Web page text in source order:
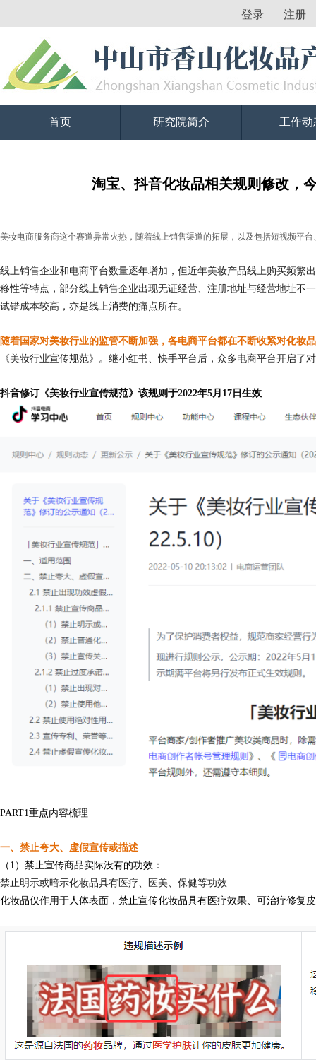
登录 注册
首页 研究院简介 工作动
淘宝、抖音化妆品相关规则修改，
美妆电商服务商这个赛道异常火热，随着线上销售渠道的拓展，以及包括短视频平
线上销售企业和电商平台数量逐年增加，但近年美妆产品线上购买频繁
移性等特点，部分线上销售企业出现无证经营、注册地址与经营地址不
试错成本较高，亦是线上消费的痛点所在。
随着国家对美妆行业的监管不断加强，各电商平台都在不断收紧对化妆
《美妆行业宣传规范》。继小红书、快手平台后，众多电商平台开启
抖音修订《美妆行业宣传规范》该规则于2022年5月17日生效
PART1重点内容梳理
一、禁止夸大、虚假宣传或描述
（1）禁止宣传商品实际没有的功效：
禁止明示或暗示化妆品具有医疗、医美、保健等功效
化妆品仅作用于人体表面，禁止宣传化妆品具有医疗效果、可治疗修复